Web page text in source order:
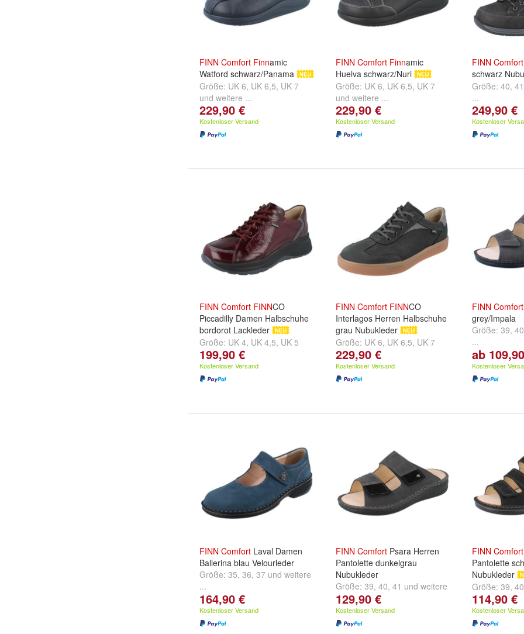
FINN Comfort Finnamic
Watford schwarz/Panama
Größe: UK 6, UK 6,5, UK 7
und weitere ...
229,90 €
Kostenloser Versand
FINN Comfort Finnamic
Huelva schwarz/Nuri
Größe: UK 6, UK 6,5, UK 7
und weitere ...
229,90 €
Kostenloser Versand
FINN Comfort
schwarz
Größe: 40, 41
...
249,90 €
Kostenloser
FINN Comfort FINNCO
Piccadilly Damen Halbschuhe
bordorot Lackleder
Größe: UK 4, UK 4,5, UK 5
undweitere ...
199,90 €
Kostenloser Versand
FINN Comfort FINNCO
Interlagos Herren Halbschuhe
grau Nubukleder
Größe: UK 6, UK 6,5, UK 7
undweitere ...
229,90 €
Kostenloser Versand
FINN Comfort
grey/Impala
Größe: 39, 40
...
ab
Kostenloser
FINN Comfort Laval Damen
Ballerina blau Velourleder
Größe: 35, 36, 37 und weitere
...
164,90 €
Kostenloser Versand
FINN Comfort Psara Herren
Pantolette dunkelgrau
Nubukleder
Größe: 39, 40, 41 und weitere
...
129,90 €
Kostenloser Versand
FINN Comfort
Pantolette
Nubukleder
Größe: 39, 40
...
114,90 €
Kostenloser